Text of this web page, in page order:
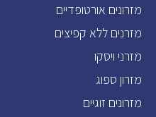
מזרונים אורטופדיים
מזרנים ללא קפיצים
מזרני ויסקו
מזרון ספוג
מזרונים זוגיים